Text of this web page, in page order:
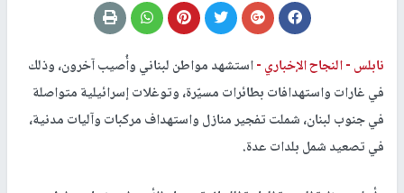
نابلس -النجاح الإخباري -استشهد مواطن لبناني وأُصيب آخرون، وذلك
في غارات واستهدافات بطائرات مسيّرة، وتوغلات إسرائيلية متواصلة
في جنوب لبنان، شملت تفجير منازل واستهداف مركبات وآليات مدنية،
في تصعيد شمل بلدات عدة.